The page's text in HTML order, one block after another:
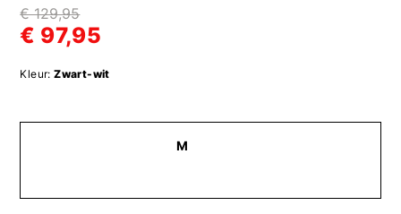
€ 129,95
€ 97,95
Kleur: Zwart-wit
M